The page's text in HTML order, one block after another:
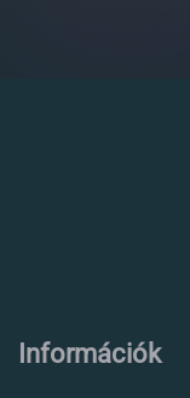
Információk